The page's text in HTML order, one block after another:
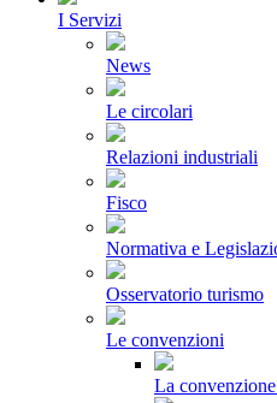
I Servizi
News
Le circolari
Relazioni industriali
Fisco
Normativa e
Osservatorio turismo
Le convenzioni
La